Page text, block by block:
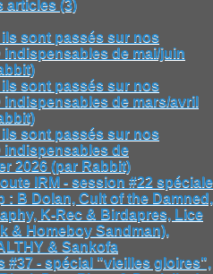
articles (3)
sont passés sur nos
indispensables de mai/juin
sont passés sur nos
indispensables de mars/avril
sont passés sur nos
indispensables de
2026 (par Rabbit)
IRM - session #22 spéciale
: B Dolan, Cult of the Damned,
K-Rec & Birdapres, Lice
& Homeboy Sandman),
& Sankofa
#37 - spécial "vieilles gloires",